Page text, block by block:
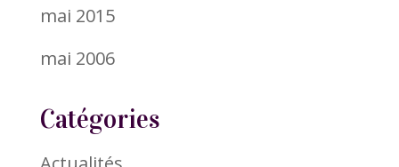
mai 2015
mai 2006
Catégories